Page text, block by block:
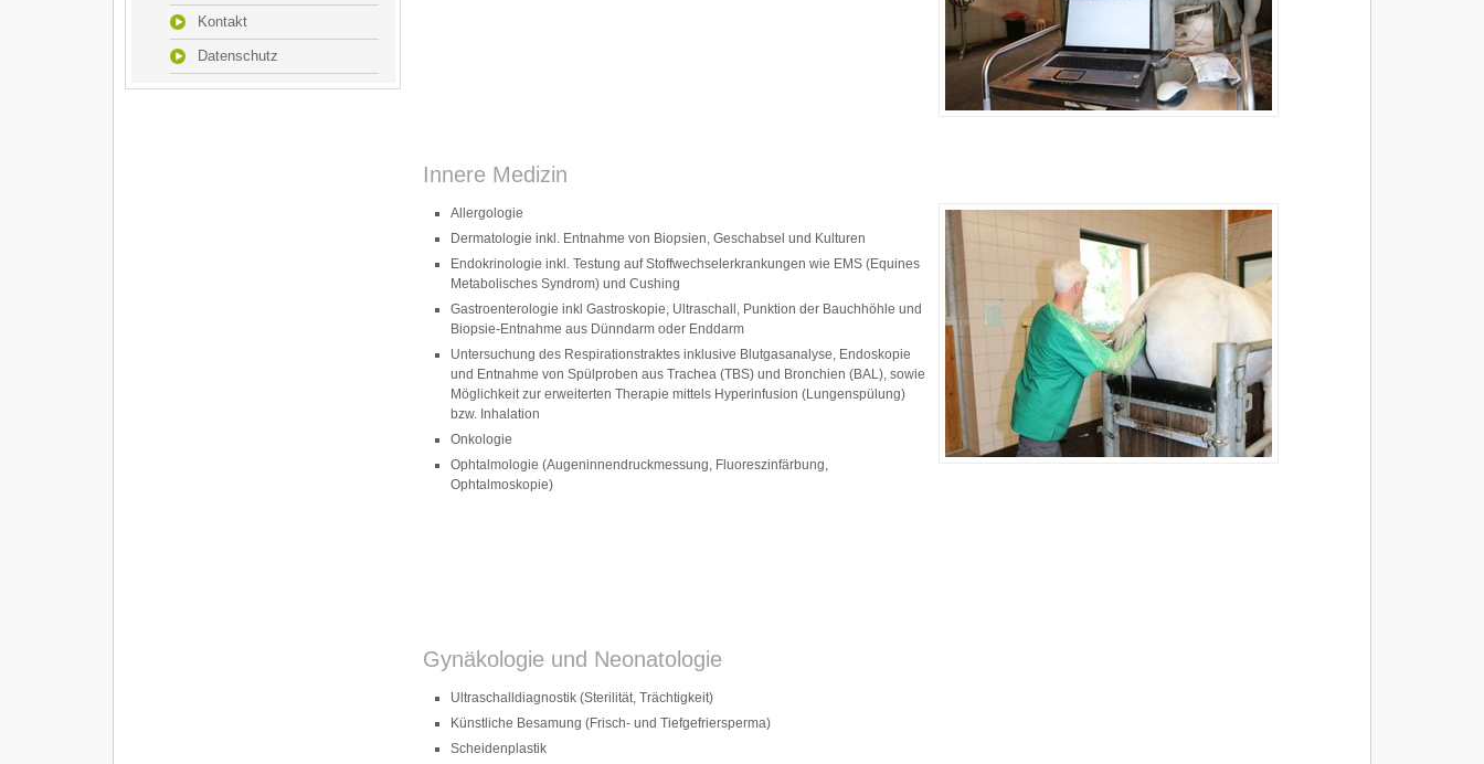
Kontakt
Datenschutz
Innere Medizin
Allergologie
Dermatologie inkl. Entnahme von Biopsien, Geschabsel und Kulturen
Endokrinologie inkl. Testung auf Stoffwechselerkrankungen wie EMS (Equines
Metabolisches Syndrom) und Cushing
Gastroenterologie inkl Gastroskopie, Ultraschall, Punktion der Bauchhöhle und
Biopsie-Entnahme aus Dünndarm oder Enddarm
Untersuchung des Respirationstraktes inklusive Blutgasanalyse, Endoskopie
und Entnahme von Spülproben aus Trachea (TBS) und Bronchien (BAL), sowie
Möglichkeit zur erweiterten Therapie mittels Hyperinfusion (Lungenspülung)
bzw. Inhalation
Onkologie
Ophtalmologie (Augeninnendruckmessung, Fluoreszinfärbung,
Ophtalmoskopie)
Gynäkologie und Neonatologie
Ultraschalldiagnostik (Sterilität, Trächtigkeit)
Künstliche Besamung (Frisch- und Tiefgefriersperma)
Scheidenplastik